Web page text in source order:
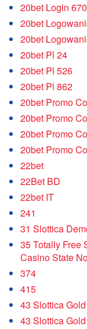
20bet Login 670
20bet
20bet
20bet Pl 24
20bet Pl 526
20bet Pl 862
20bet Promo
20bet Promo
20bet Promo
20bet Promo
22bet
22Bet BD
22bet IT
241
31 Slottica
35 Totally Free
Casino State
374
415
43 Slottica
43 Slottica